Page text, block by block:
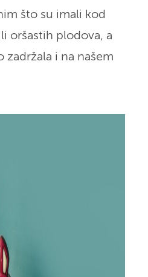
što su imali kod
oršastih plodova, a
zadržala i na našem